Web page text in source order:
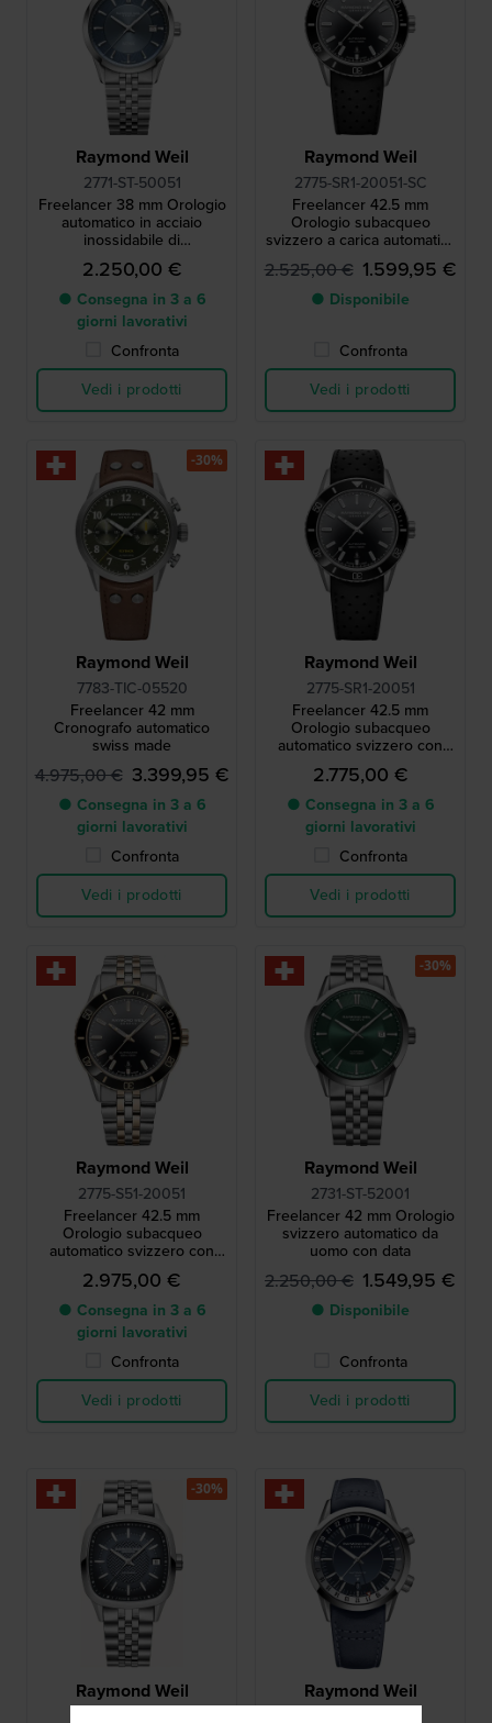
Raymond Weil
2771-ST-50051
Freelancer 38 mm Orologio
automatico in acciaio
inossidabile di
fabbricazione svizzera con
data
2.250,00 €
● Consegna in 3 a 6
giorni lavorativi
Confronta
Vedi i prodotti
Raymond Weil
2775-SR1-20051-SC
Freelancer 42.5 mm
Orologio subacqueo
svizzero a carica automatica
con lievi graffi
2.525,00 € 1.599,95 €
● Disponibile
Confronta
Vedi i prodotti
Raymond Weil
7783-TIC-05520
Freelancer 42 mm
Cronografo automatico
swiss made
4.975,00 € 3.399,95 €
● Consegna in 3 a 6
giorni lavorativi
Confronta
Vedi i prodotti
-30%
Raymond Weil
2775-SR1-20051
Freelancer 42.5 mm
Orologio subacqueo
automatico svizzero con
data
2.775,00 €
● Consegna in 3 a 6
giorni lavorativi
Confronta
Vedi i prodotti
Raymond Weil
2775-S51-20051
Freelancer 42.5 mm
Orologio subacqueo
automatico svizzero con
data
2.975,00 €
● Consegna in 3 a 6
giorni lavorativi
Confronta
Vedi i prodotti
Raymond Weil
2731-ST-52001
Freelancer 42 mm Orologio
svizzero automatico da
uomo con data
2.250,00 € 1.549,95 €
● Disponibile
Confronta
Vedi i prodotti
-30%
Raymond Weil
-30%
Raymond Weil